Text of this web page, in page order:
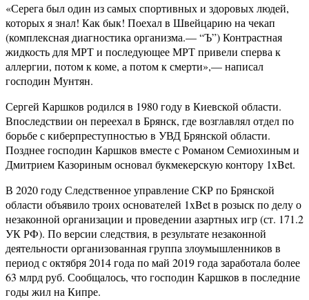
«Серега был один из самых спортивных и здоровых людей,
которых я знал! Как бык! Поехал в Швейцарию на чекап
(комплексная диагностика организма.— “Ъ”) Контрастная
жидкость для МРТ и последующее МРТ привели сперва к
аллергии, потом к коме, а потом к смерти»,— написал
господин Мунтян.
Сергей Каршков родился в 1980 году в Киевской области.
Впоследствии он переехал в Брянск, где возглавлял отдел по
борьбе с киберпреступностью в УВД Брянской области.
Позднее господин Каршков вместе с Романом Семиохиным и
Дмитрием Казориным основал букмекерскую контору 1xBet.
В 2020 году Следственное управление СКР по Брянской
области объявило троих основателей 1xBet в розыск по делу о
незаконной организации и проведении азартных игр (ст. 171.2
УК РФ). По версии следствия, в результате незаконной
деятельности организованная группа злоумышленников в
период с октября 2014 года по май 2019 года заработала более
63 млрд руб. Сообщалось, что господин Каршков в последние
годы жил на Кипре.